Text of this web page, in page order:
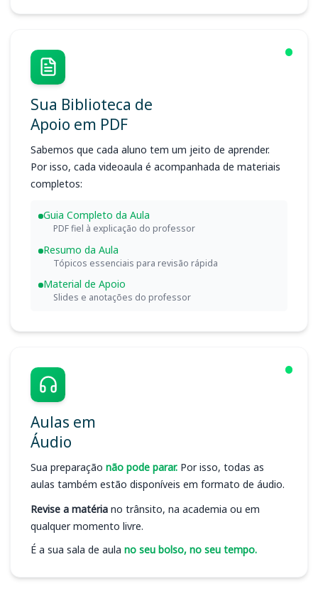
Sua Biblioteca de
Apoio em PDF
Sabemos que cada aluno tem um jeito de aprender.
Por isso, cada videoaula é acompanhada de materiais
completos:
Guia Completo da Aula
PDF fiel à explicação do professor
Resumo da Aula
Tópicos essenciais para revisão rápida
Material de Apoio
Slides e anotações do professor
Aulas em
Áudio
Sua preparação não pode parar. Por isso, todas as
aulas também estão disponíveis em formato de áudio.
Revise a matéria no trânsito, na academia ou em
qualquer momento livre.
É a sua sala de aula no seu bolso, no seu tempo.